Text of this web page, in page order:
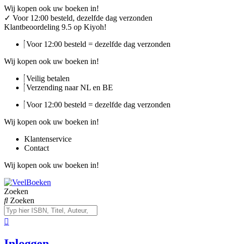
Ga
naar
de
Wij kopen ook uw boeken in!
✓ Voor 12:00 besteld, dezelfde dag verzonden
Klantbeoordeling 9.5 op Kiyoh!
Voor 12:00 besteld = dezelfde dag verzonden
Wij kopen ook uw boeken in!
Veilig betalen
Verzending naar NL en BE
Voor 12:00 besteld = dezelfde dag verzonden
Wij kopen ook uw boeken in!
Klantenservice
Contact
Wij kopen ook uw boeken in!
Zoeken
Zoeken